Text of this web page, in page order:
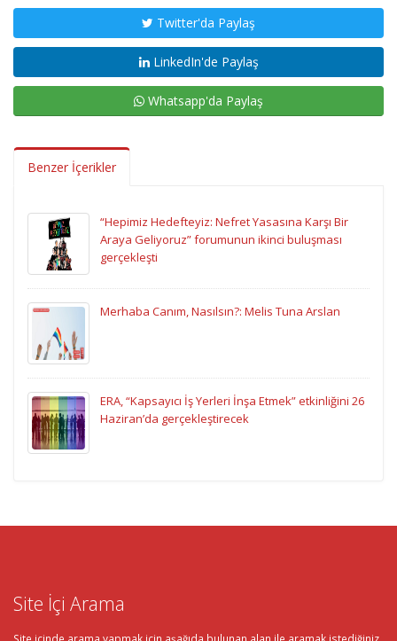
Twitter'da Paylaş
LinkedIn'de Paylaş
Whatsapp'da Paylaş
Benzer İçerikler
“Hepimiz Hedefteyiz: Nefret Yasasına Karşı Bir
Araya Geliyoruz” forumunun ikinci buluşması
gerçekleşti
Merhaba Canım, Nasılsın?: Melis Tuna Arslan
ERA, “Kapsayıcı İş Yerleri İnşa Etmek” etkinliğini 26
Haziran’da gerçekleştirecek
Site İçi Arama